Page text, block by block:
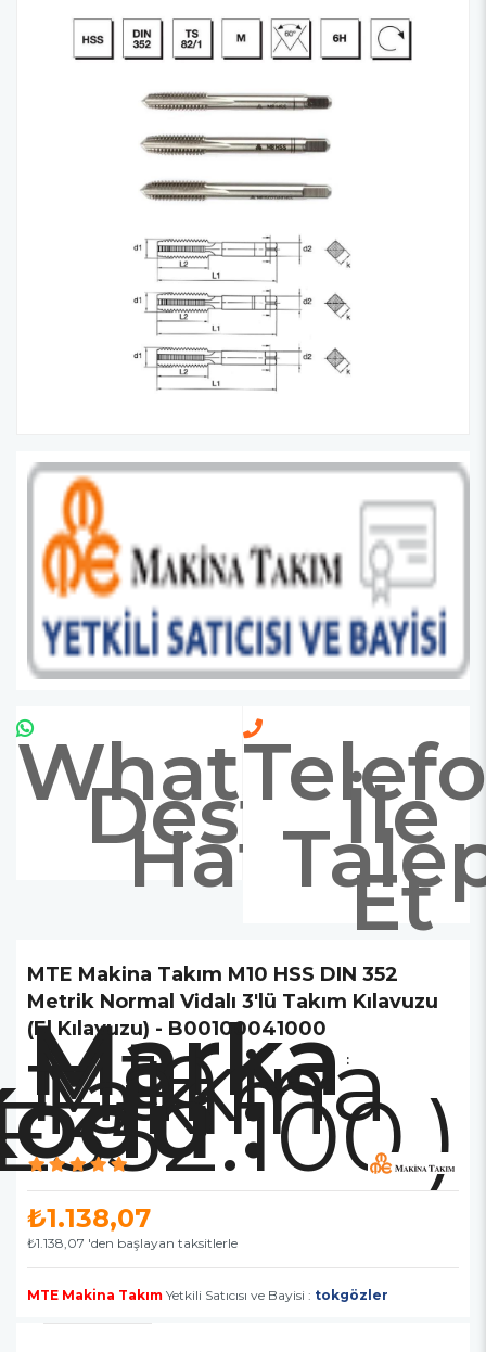
Whatsapp
Destek
Hattıİle
Et
MTE Makina Takım M10 HSS DIN 352
Metrik Normal Vidalı 3'lü Takım Kılavuzu
(El Kılavuzu) - B00100041000
Marka :
Mte
Makina
Takım
₺1.138,07
₺1.138,07 'den başlayan taksitlerle
MTE Makina Takım Yetkili Satıcısı ve Bayisi : tokgözler